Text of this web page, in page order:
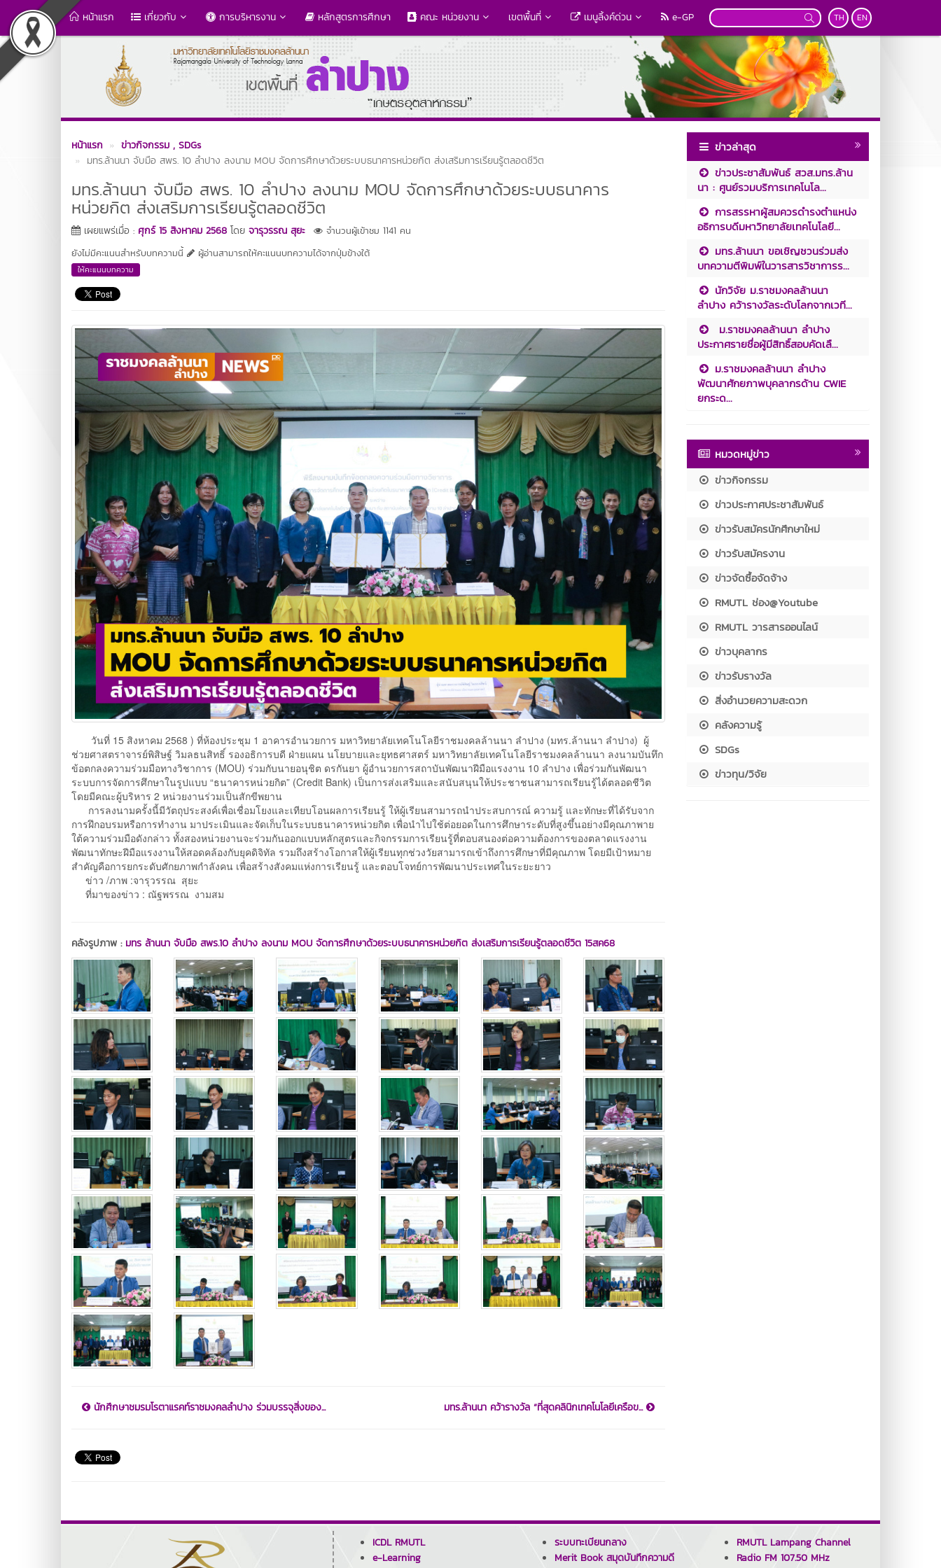
หน้าแรก เกี่ยวกับ การบริหารงาน หลักสูตรการศึกษา คณะ หน่วยงาน เขตพื้นที่ เมนูลิ้งค์ด่วน e-GP TH EN
หน้าแรก ข่าวกิจกรรม , SDGs
มทร.ล้านนา จับมือ สพร. 10 ลำปาง ลงนาม MOU จัดการศึกษาด้วยระบบธนาคารหน่วยกิต ส่งเสริมการเรียนรู้ตลอดชีวิต
มทร.ล้านนา จับมือ สพร. 10 ลำปาง ลงนาม MOU จัดการศึกษาด้วยระบบธนาคาร
หน่วยกิต ส่งเสริมการเรียนรู้ตลอดชีวิต
เผยแพร่เมื่อ : ศุกร์ 15 สิงหาคม 2568 โดย จารุวรรณ สุยะ
จำนวนผู้เข้าชม 1141 คน
ยังไม่มีคะแนนสำหรับบทความนี้
ผู้อ่านสามารถให้คะแนนบทความได้จากปุ่มข้างใต้
ให้คะแนนบทความ
วันที่ 15 สิงหาคม 2568 ) ที่ห้องประชุม 1 อาคารอำนวยการ มหาวิทยาลัยเทคโนโลยีราชมงคลล้านนา ลำปาง (มทร.ล้านนา ลำปาง) ผู้
ช่วยศาสตราจารย์พิสิษฐ์ วิมลธนสิทธิ์ รองอธิการบดี ฝ่ายแผน นโยบายและยุทธศาสตร์ มหาวิทยาลัยเทคโนโลยีราชมงคลล้านนา ลงนามบันทึก
ข้อตกลงความร่วมมือทางวิชาการ (MOU) ร่วมกับนายอนุชิต ดรกันยา ผู้อำนวยการสถาบันพัฒนาฝีมือแรงงาน 10 ลำปาง เพื่อร่วมกันพัฒนา
ระบบการจัดการศึกษาในรูปแบบ “ธนาคารหน่วยกิต” (Credit Bank) เป็นการส่งเสริมและสนับสนุนให้ประชาชนสามารถเรียนรู้ได้ตลอดชีวิต
โดยมีคณะผู้บริหาร 2 หน่วยงานร่วมเป็นสักขีพยาน
การลงนามครั้งนี้มีวัตถุประสงค์เพื่อเชื่อมโยงและเทียบโอนผลการเรียนรู้ ให้ผู้เรียนสามารถนำประสบการณ์ ความรู้ และทักษะที่ได้รับจาก
การฝึกอบรมหรือการทำงาน มาประเมินและจัดเก็บในระบบธนาคารหน่วยกิต เพื่อนำไปใช้ต่อยอดในการศึกษาระดับที่สูงขึ้นอย่างมีคุณภาพาย
ใต้ความร่วมมือดังกล่าว ทั้งสองหน่วยงานจะร่วมกันออกแบบหลักสูตรและกิจกรรมการเรียนรู้ที่ตอบสนองต่อความต้องการของตลาดแรงงาน
พัฒนาทักษะฝีมือแรงงานให้สอดคล้องกับยุคดิจิทัล รวมถึงสร้างโอกาสให้ผู้เรียนทุกช่วงวัยสามารถเข้าถึงการศึกษาที่มีคุณภาพ โดยมีเป้าหมาย
สำคัญคือการยกระดับศักยภาพกำลังคน เพื่อสร้างสังคมแห่งการเรียนรู้ และตอบโจทย์การพัฒนาประเทศในระยะยาว
ข่าว /ภาพ :จารุวรรณ สุยะ
ที่มาของข่าว : ณัฐพรรณ งามสม
คลังรูปภาพ : มทร ล้านนา จับมือ สพร.10 ลำปาง ลงนาม MOU จัดการศึกษาด้วยระบบธนาคารหน่วยกิต ส่งเสริมการเรียนรู้ตลอดชีวิต 15สค68
นักศึกษาชมรมโรตาแรคท์ราชมงคลลำปาง ร่วมบรรจุสิ่งของ... มทร.ล้านนา คว้ารางวัล “ที่สุดคลินิกเทคโนโลยีเครือข...
ข่าวล่าสุด
ข่าวประชาสัมพันธ์ สวส.มทร.ล้าน
นา : ศูนย์รวมบริการเทคโนโล...
การสรรหาผู้สมควรดำรงตำแหน่ง
อธิการบดีมหาวิทยาลัยเทคโนโลยี...
มทร.ล้านนา ขอเชิญชวนร่วมส่ง
บทความตีพิมพ์ในวารสารวิชาการร...
นักวิจัย ม.ราชมงคลล้านนา
ลำปาง คว้ารางวัลระดับโลกจากเวที...
ม.ราชมงคลล้านนา ลำปาง
ประกาศรายชื่อผู้มีสิทธิ์สอบคัดเลื...
ม.ราชมงคลล้านนา ลำปาง
พัฒนาศักยภาพบุคลากรด้าน CWIE
ยกระด...
หมวดหมู่ข่าว
ข่าวกิจกรรม
ข่าวประกาศประชาสัมพันธ์
ข่าวรับสมัครนักศึกษาใหม่
ข่าวรับสมัครงาน
ข่าวจัดซื้อจัดจ้าง
RMUTL ช่อง@Youtube
RMUTL วารสารออนไลน์
ข่าวบุคลากร
ข่าวรับรางวัล
สิ่งอำนวยความสะดวก
คลังความรู้
SDGs
ข่าวทุน/วิจัย
ICDL RMUTL
e-Learning
ระบบทะเบียนกลาง
Merit Book สมุดบันทึกความดี
RMUTL Lampang Channel
Radio FM 107.50 MHz